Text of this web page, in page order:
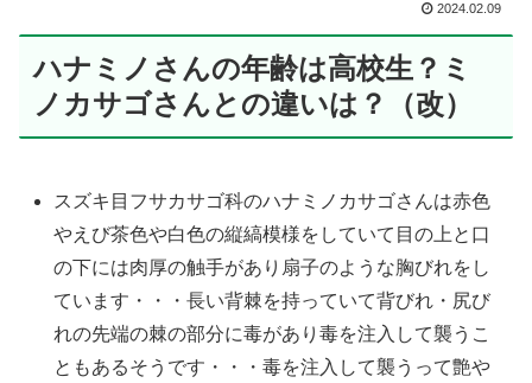
2024.02.09
ハナミノさんの年齢は高校生？ミ
ノカサゴさんとの違いは？（改）
スズキ目フサカサゴ科のハナミノカサゴさんは赤色
やえび茶色や白色の縦縞模様をしていて目の上と口
の下には肉厚の触手があり扇子のような胸びれをし
ています・・・長い背棘を持っていて背びれ・尻び
れの先端の棘の部分に毒があり毒を注入して襲うこ
ともあるそうです・・・毒を注入して襲うって艶や